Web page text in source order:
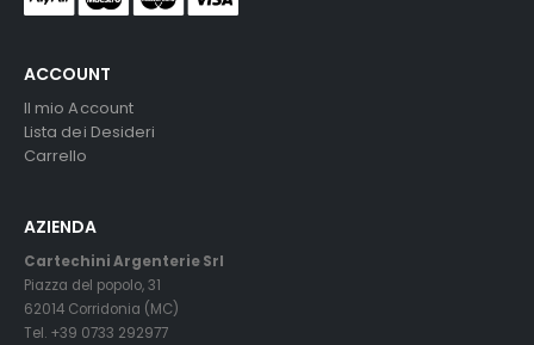
ACCOUNT
Il mio Account
Lista dei Desideri
Carrello
AZIENDA
Cartechini Argenterie Srl
Piazza del popolo, 31
62014 Corridonia (MC)
Tel. +39 0733 292977